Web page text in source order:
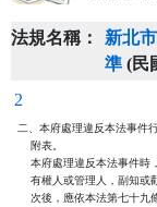
法規名稱：
新北
準 (民
2
二、本府處理違反本法事件
    附表。
本府處理違反本法事件
有權人或管理人，副知
次後，應依本法第七十